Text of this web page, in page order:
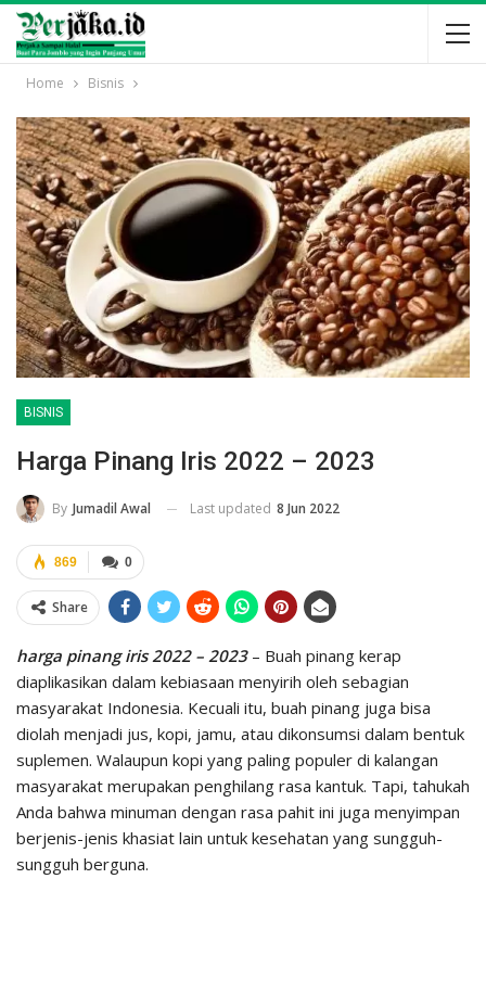
Home Bisnis
BISNIS
Harga Pinang Iris 2022 – 2023
By Jumadil Awal Last updated 8 Jun 2022
0
869
Share
harga pinang iris 2022 – 2023– Buah pinang kerap
diaplikasikan dalam kebiasaan menyirih oleh sebagian
masyarakat Indonesia. Kecuali itu, buah pinang juga bisa
diolah menjadi jus, kopi, jamu, atau dikonsumsi dalam bentuk
suplemen. Walaupun kopi yang paling populer di kalangan
masyarakat merupakan penghilang rasa kantuk. Tapi, tahukah
Anda bahwa minuman dengan rasa pahit ini juga menyimpan
berjenis-jenis khasiat lain untuk kesehatan yang sungguh-
sungguh berguna.